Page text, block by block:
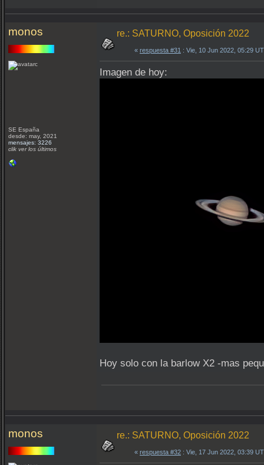
monos
SE España
desde: may, 2021
mensajes: 3226
clik ver los últimos
re.: SATURNO, Oposición 2022
« respuesta #31 : Vie, 10 Jun 2022, 05:29
Imagen de hoy:
Hoy solo con la barlow X2 -mas
monos re.: SATURNO, Oposición 2022
« respuesta #32 : Vie, 17 Jun 2022, 03:39